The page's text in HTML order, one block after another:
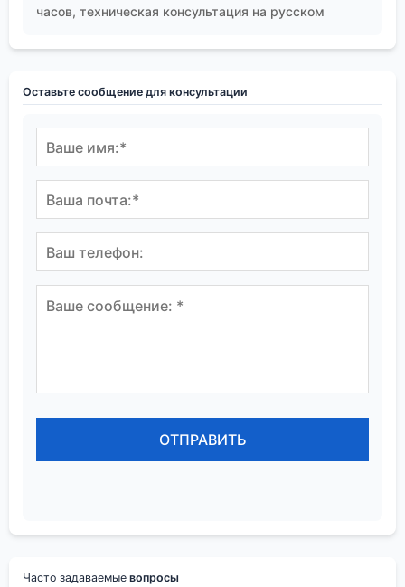
часов, техническая консультация на русском
Оставьте сообщение для консультации
Часто задаваемые вопросы